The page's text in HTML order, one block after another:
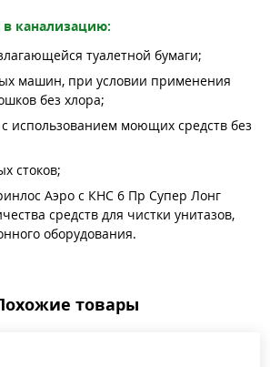
в канализацию:
туалетной бумаги;
машин, при условии применения
без хлора;
с использованием моющих средств без
стоков;
Аэро с КНС 6 Пр Супер Лонг
средств для чистки унитазов,
оборудования.
товары